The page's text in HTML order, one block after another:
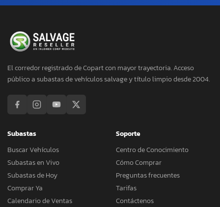
El corredor registrado de Copart con mayor trayectoria. Acceso
público a subastas de vehículos salvage y título limpio desde 2004.
Subastas
Buscar Vehículos
Subastas en Vivo
Subastas de Hoy
Comprar Ya
Calendario de Ventas
Soporte
Centro de Conocimiento
Cómo Comprar
Preguntas frecuentes
Tarifas
Contáctenos